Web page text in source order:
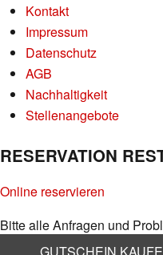
Kontakt
Impressum
Datenschutz
AGB
Nachhaltigkeit
Stellenangebote
RESERVATION
Online reservieren
Bitte alle Anfragen und
info@kaufleuten.ch